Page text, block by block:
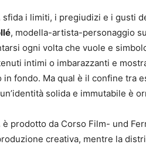
sfida i limiti, i pregiudizi e i gusti
, modella-artista-personaggio
ogni volta che vuole e
intimi o imbarazzanti e
fondo. Ma qual è il confine tra
solida e immutabile è
è prodotto da Corso Film- und
creativa, mentre la